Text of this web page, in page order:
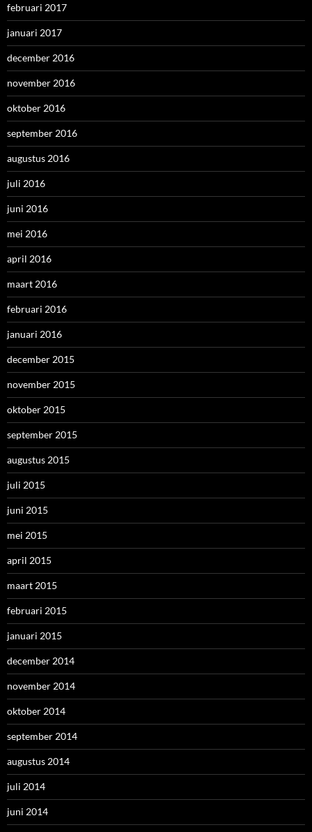
februari 2017
januari 2017
december 2016
november 2016
oktober 2016
september 2016
augustus 2016
juli 2016
juni 2016
mei 2016
april 2016
maart 2016
februari 2016
januari 2016
december 2015
november 2015
oktober 2015
september 2015
augustus 2015
juli 2015
juni 2015
mei 2015
april 2015
maart 2015
februari 2015
januari 2015
december 2014
november 2014
oktober 2014
september 2014
augustus 2014
juli 2014
juni 2014